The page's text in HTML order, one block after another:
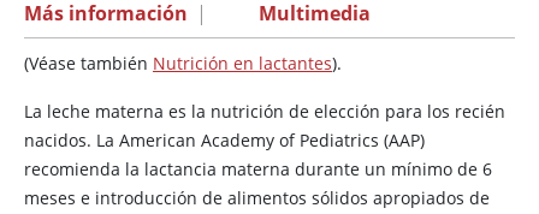
Más información | Multimedia
(Véase también Nutrición en lactantes).
La leche materna es la nutrición de elección para los recién
nacidos. La American Academy of Pediatrics (AAP)
recomienda la lactancia materna durante un mínimo de 6
meses e introducción de alimentos sólidos apropiados de